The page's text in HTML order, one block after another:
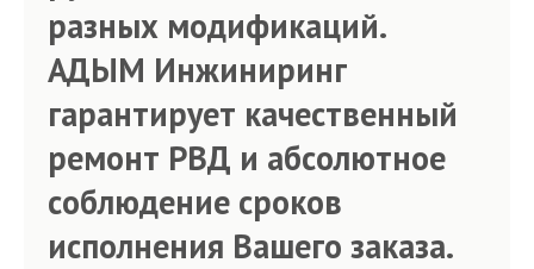
разных модификаций.
АДЫМ Инжиниринг
гарантирует качественный
ремонт РВД и абсолютное
соблюдение сроков
исполнения Вашего заказа.